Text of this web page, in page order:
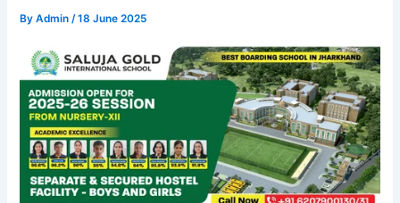
ByAdmin/18 June 2025